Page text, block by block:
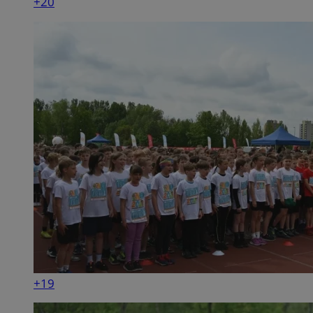
+19